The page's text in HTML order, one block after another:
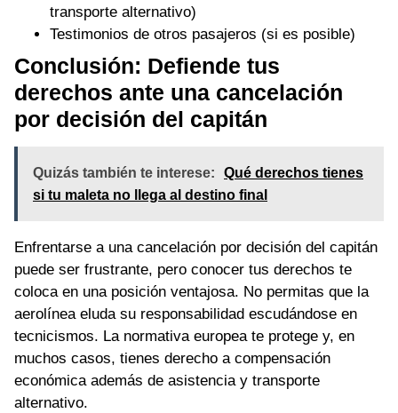
transporte alternativo)
Testimonios de otros pasajeros (si es posible)
Conclusión: Defiende tus
derechos ante una cancelación
por decisión del capitán
Quizás también te interese:
Qué derechos tienes
si tu maleta no llega al destino final
Enfrentarse a una cancelación por decisión del capitán
puede ser frustrante, pero conocer tus derechos te
coloca en una posición ventajosa. No permitas que la
aerolínea eluda su responsabilidad escudándose en
tecnicismos. La normativa europea te protege y, en
muchos casos, tienes derecho a compensación
económica además de asistencia y transporte
alternativo.